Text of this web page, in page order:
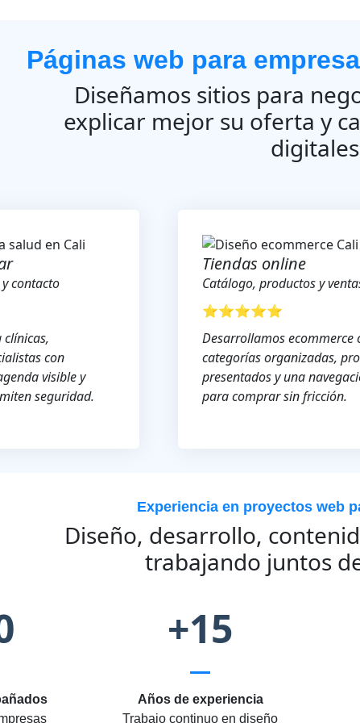
Páginas web para
Diseñamos sitios para
explicar mejor su oferta y
digitales
contacto
clínicas,
con
visible y
seguridad.
Tiendas online
Catálogo, productos y
⭐⭐⭐⭐⭐
Desarrollamos ecommerce
categorías organizadas,
presentados y una
para comprar sin fricción.
Experiencia en proyectos web
Diseño, desarrollo,
trabajando juntos
+15
Años de experiencia
Trabajo continuo en diseño